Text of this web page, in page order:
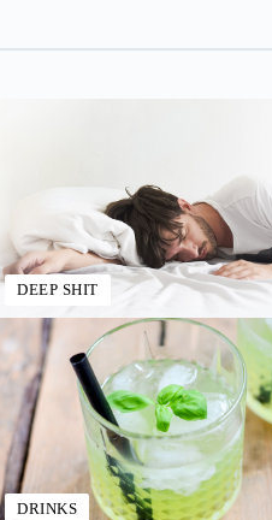
DEEP SHIT
DRINKS